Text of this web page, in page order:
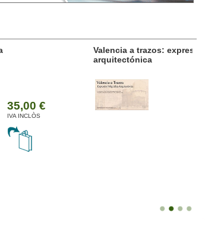
a trazos: expresión poligráfica